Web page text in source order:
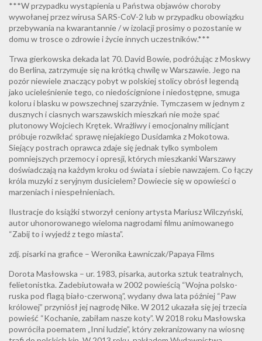
***W przypadku wystąpienia u Państwa objawów choroby
wywołanej przez wirusa SARS-CoV-2 lub w przypadku obowiązku
przebywania na kwarantannie / w izolacji prosimy o pozostanie w
domu w trosce o zdrowie i życie innych uczestników.***
Trwa gierkowska dekada lat 70. David Bowie, podróżując z Moskwy
do Berlina, zatrzymuje się na krótką chwilę w Warszawie. Jego na
pozór niewiele znaczący pobyt w polskiej stolicy obrósł legendą
jako ucieleśnienie tego, co niedoścignione i niedostępne, smuga
koloru i blasku w powszechnej szarzyźnie. Tymczasem w jednym z
dusznych i ciasnych warszawskich mieszkań nie może spać
plutonowy Wojciech Krętek. Wrażliwy i emocjonalny milicjant
próbuje rozwikłać sprawę niejakiego Dusidamka z Mokotowa.
Siejący postrach oprawca zdaje się jednak tylko symbolem
pomniejszych przemocy i opresji, których mieszkanki Warszawy
doświadczają na każdym kroku od świata i siebie nawzajem. Co łączy
króla muzyki z seryjnym dusicielem? Dowiecie się w opowieści o
marzeniach i niespełnieniach.
Ilustracje do książki stworzył ceniony artysta Mariusz Wilczyński,
autor uhonorowanego wieloma nagrodami filmu animowanego
“Zabij to i wyjedź z tego miasta”.
zdj. pisarki na grafice – Weronika Ławniczak/Papaya Films
Dorota Masłowska – ur. 1983, pisarka, autorka sztuk teatralnych,
felietonistka. Zadebiutowała w 2002 powieścią “Wojna polsko-
ruska pod flagą biało-czerwoną”, wydany dwa lata później “Paw
królowej” przyniósł jej nagrodę Nike. W 2012 ukazała się jej trzecia
powieść “Kochanie, zabiłam nasze koty”. W 2018 roku Masłowska
powróciła poematem „Inni ludzie”, który zekranizowany na wiosnę